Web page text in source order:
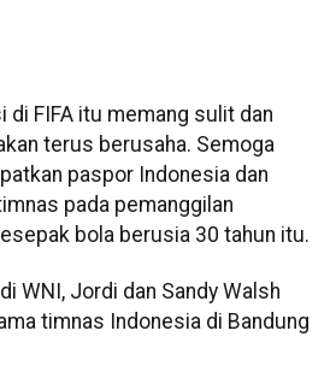
di FIFA itu memang sulit dan
terus berusaha. Semoga
paspor Indonesia dan
pada pemanggilan
bola berusia 30 tahun itu.
WNI, Jordi dan Sandy Walsh
timnas Indonesia di Bandung